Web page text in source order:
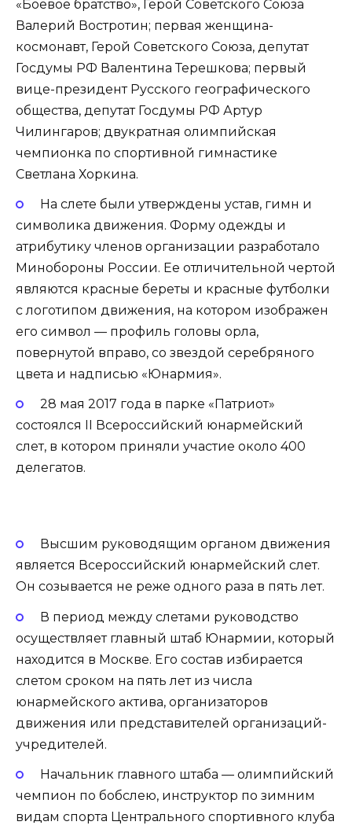
«Боевое братство», Герой Советского Союза
Валерий Востротин; первая женщина-
космонавт, Герой Советского Союза, депутат
Госдумы РФ Валентина Терешкова; первый
вице-президент Русского географического
общества, депутат Госдумы РФ Артур
Чилингаров; двукратная олимпийская
чемпионка по спортивной гимнастике
Светлана Хоркина.
На слете были утверждены устав, гимн и
символика движения. Форму одежды и
атрибутику членов организации разработало
Минобороны России. Ее отличительной чертой
являются красные береты и красные футболки
с логотипом движения, на котором изображен
его символ — профиль головы орла,
повернутой вправо, со звездой серебряного
цвета и надписью «Юнармия».
28 мая 2017 года в парке «Патриот»
состоялся II Всероссийский юнармейский
слет, в котором приняли участие около 400
делегатов.
Высшим руководящим органом движения
является Всероссийский юнармейский слет.
Он созывается не реже одного раза в пять лет.
В период между слетами руководство
осуществляет главный штаб Юнармии, который
находится в Москве. Его состав избирается
слетом сроком на пять лет из числа
юнармейского актива, организаторов
движения или представителей организаций-
учредителей.
Начальник главного штаба — олимпийский
чемпион по бобслею, инструктор по зимним
видам спорта Центрального спортивного клуба